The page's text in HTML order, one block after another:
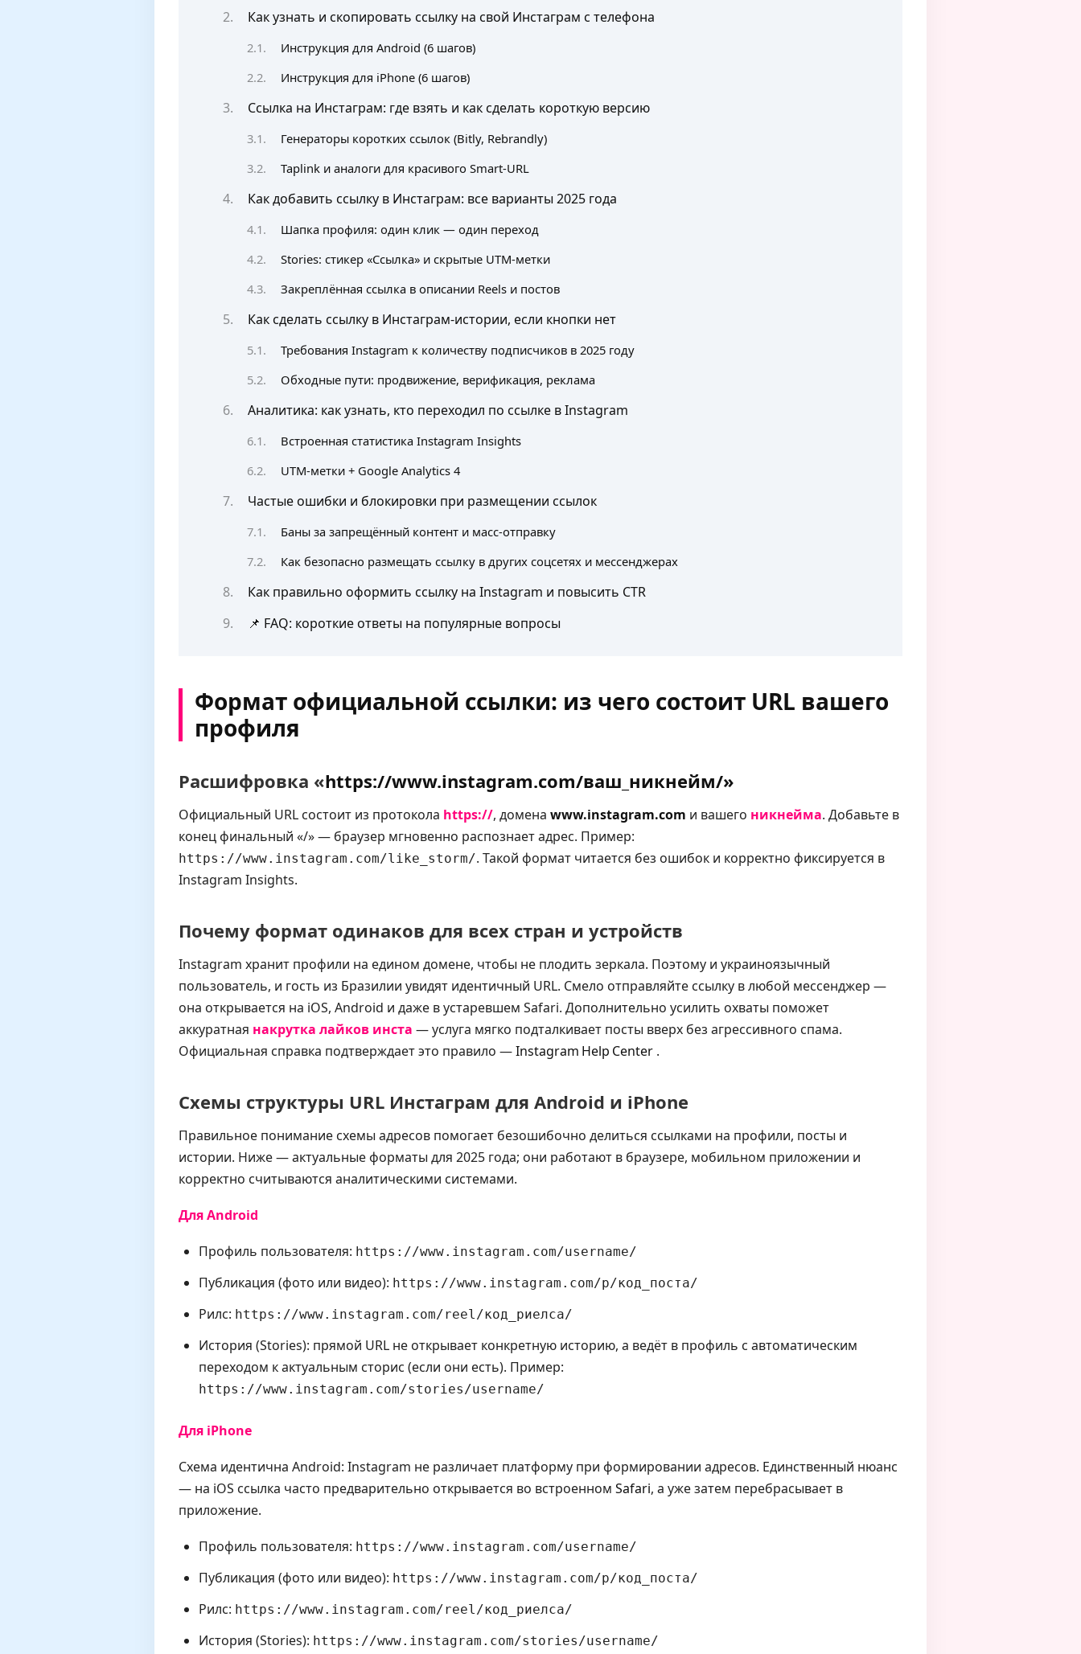
Как узнать и скопировать ссылку на свой Инстаграм с телефона
Инструкция для Android (6 шагов)
Инструкция для iPhone (6 шагов)
Ссылка на Инстаграм: где взять и как сделать короткую версию
Генераторы коротких ссылок (Bitly, Rebrandly)
Taplink и аналоги для красивого Smart‑URL
Как добавить ссылку в Инстаграм: все варианты 2025 года
Шапка профиля: один клик — один переход
Stories: стикер «Ссылка» и скрытые UTM‑метки
Закреплённая ссылка в описании Reels и постов
Как сделать ссылку в Инстаграм‑истории, если кнопки нет
Требования Instagram к количеству подписчиков в 2025 году
Обходные пути: продвижение, верификация, реклама
Аналитика: как узнать, кто переходил по ссылке в Instagram
Встроенная статистика Instagram Insights
UTM‑метки + Google Analytics 4
Частые ошибки и блокировки при размещении ссылок
Баны за запрещённый контент и масс‑отправку
Как безопасно размещать ссылку в других соцсетях и мессенджерах
Как правильно оформить ссылку на Instagram и повысить CTR
📌 FAQ: короткие ответы на популярные вопросы
Формат официальной ссылки: из чего состоит URL вашего
профиля
Расшифровка «https://www.instagram.com/ваш_никнейм/»
Официальный URL состоит из протокола https://, домена www.instagram.com и вашего никнейма. Добавьте в
конец финальный «/» — браузер мгновенно распознает адрес. Пример:
https://www.instagram.com/like_storm/. Такой формат читается без ошибок и корректно фиксируется в
Instagram Insights.
Почему формат одинаков для всех стран и устройств
Instagram хранит профили на едином домене, чтобы не плодить зеркала. Поэтому и украиноязычный
пользователь, и гость из Бразилии увидят идентичный URL. Смело отправляйте ссылку в любой мессенджер —
она открывается на iOS, Android и даже в устаревшем Safari. Дополнительно усилить охваты поможет
аккуратная накрутка лайков инста — услуга мягко подталкивает посты вверх без агрессивного спама.
Официальная справка подтверждает это правило —Instagram Help Center .
Схемы структуры URL Инстаграм для Android и iPhone
Правильное понимание схемы адресов помогает безошибочно делиться ссылками на профили, посты и
истории. Ниже — актуальные форматы для 2025 года; они работают в браузере, мобильном приложении и
корректно считываются аналитическими системами.
Для Android
Профиль пользователя: https://www.instagram.com/username/
Публикация (фото или видео): https://www.instagram.com/p/код_поста/
Рилс: https://www.instagram.com/reel/код_риелса/
История (Stories): прямой URL не открывает конкретную историю, а ведёт в профиль с автоматическим
переходом к актуальным сторис (если они есть). Пример:
https://www.instagram.com/stories/username/
Для iPhone
Схема идентична Android: Instagram не различает платформу при формировании адресов. Единственный нюанс
— на iOS ссылка часто предварительно открывается во встроенном Safari, а уже затем перебрасывает в
приложение.
Профиль пользователя: https://www.instagram.com/username/
Публикация (фото или видео): https://www.instagram.com/p/код_поста/
Рилс: https://www.instagram.com/reel/код_риелса/
История (Stories): https://www.instagram.com/stories/username/